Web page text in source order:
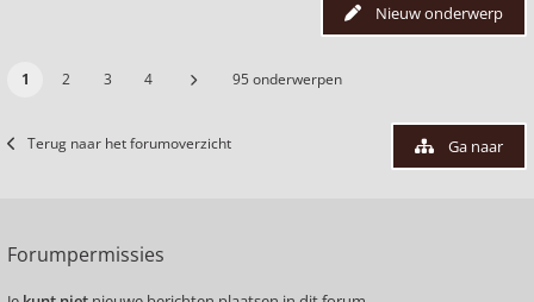
Nieuw onderwerp
1 2 3 4 95 onderwerpen
Terug naar het forumoverzicht Ga naar
Forumpermissies